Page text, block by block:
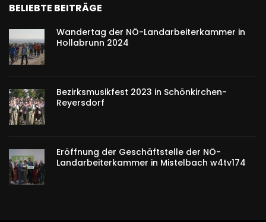
BELIEBTE BEITRÄGE
Wandertag der NÖ-Landarbeiterkammer in
Hollabrunn 2024
Bezirksmusikfest 2023 in Schönkirchen-
Reyersdorf
Eröffnung der Geschäftstelle der NÖ-
Landarbeiterkammer in Mistelbach w4tv174